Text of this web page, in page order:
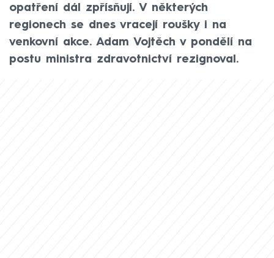
opatření dál zpřísňují. V některých
regionech se dnes vracejí roušky i na
venkovní akce. Adam Vojtěch v pondělí na
postu ministra zdravotnictví rezignoval.